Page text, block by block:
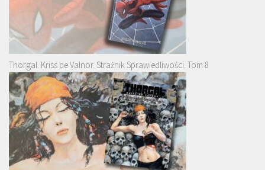
Thorgal. Kriss de Valnor. Strażnik Sprawiedliwości. Tom 8